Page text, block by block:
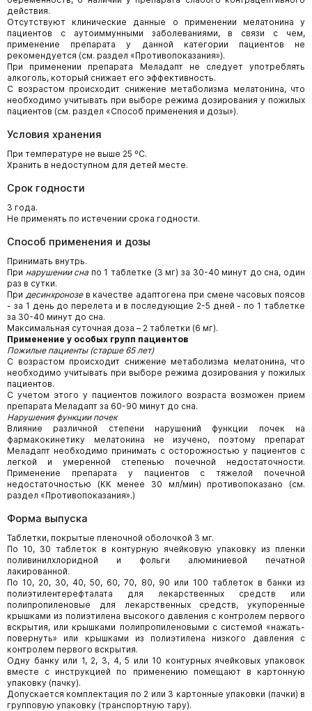
действия.
Отсутствуют клинические данные о применении мелатонина у
пациентов с аутоиммунными заболеваниями, в связи с чем,
применение препарата у данной категории пациентов не
рекомендуется (см. раздел «Противопоказания»).
При применении препарата Меладапт не следует употреблять
алкоголь, который снижает его эффективность.
С возрастом происходит снижение метаболизма мелатонина, что
необходимо учитывать при выборе режима дозирования у пожилых
пациентов (cм. раздел «Способ применения и дозы»).
Условия хранения
При температуре не выше 25 ºС.
Хранить в недоступном для детей месте.
Срок годности
3 года.
Не применять по истечении срока годности.
Способ применения и дозы
Принимать внутрь.
При нарушении сна по 1 таблетке (3 мг) за 30-40 минут до сна, один
раз в сутки.
При десинхронозе в качестве адаптогена при смене часовых поясов
- за 1 день до перелета и в последующие 2-5 дней - по 1 таблетке
за 30-40 минут до сна.
Максимальная суточная доза – 2 таблетки (6 мг).
Применение у особых групп пациентов
Пожилые пациенты (старше 65 лет)
С возрастом происходит снижение метаболизма мелатонина, что
необходимо учитывать при выборе режима дозирования у пожилых
пациентов.
С учетом этого у пациентов пожилого возраста возможен прием
препарата Меладапт за 60-90 минут до сна.
Нарушения функции почек
Влияние различной степени нарушений функции почек на
фармакокинетику мелатонина не изучено, поэтому препарат
Меладапт необходимо принимать с осторожностью у пациентов с
легкой и умеренной степенью почечной недостаточности.
Применение препарата у пациентов с тяжелой почечной
недостаточностью (КК менее 30 мл/мин) противопоказано (см.
раздел «Противопоказания».)
Форма выпуска
Таблетки, покрытые пленочной оболочкой 3 мг.
По 10, 30 таблеток в контурную ячейковую упаковку из пленки
поливинилхлоридной и фольги алюминиевой печатной
лакированной.
По 10, 20, 30, 40, 50, 60, 70, 80, 90 или 100 таблеток в банки из
полиэтилентерефталата для лекарственных средств или
полипропиленовые для лекарственных средств, укупоренные
крышками из полиэтилена высокого давления с контролем первого
вскрытия, или крышками полипропиленовыми с системой «нажать-
повернуть» или крышками из полиэтилена низкого давления с
контролем первого вскрытия.
Одну банку или 1, 2, 3, 4, 5 или 10 контурных ячейковых упаковок
вместе с инструкцией по применению помещают в картонную
упаковку (пачку).
Допускается комплектация по 2 или 3 картонные упаковки (пачки) в
групповую упаковку (транспортную тару).